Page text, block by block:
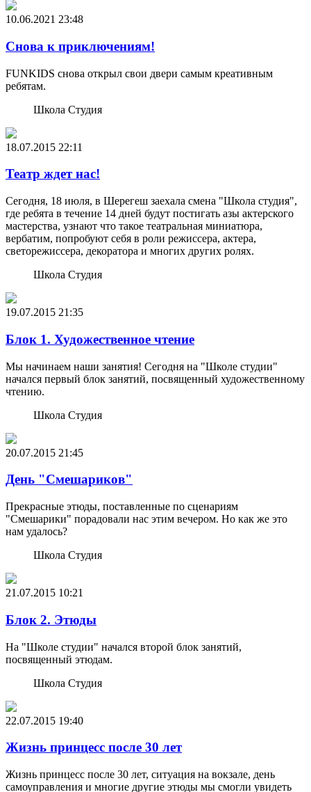
10.06.2021 23:48
Снова к приключениям!
FUNKIDS снова открыл свои двери самым креативным
ребятам.
Школа Студия
18.07.2015 22:11
Театр ждет нас!
Сегодня, 18 июля, в Шерегеш заехала смена "Школа студия",
где ребята в течение 14 дней будут постигать азы актерского
мастерства, узнают что такое театральная миниатюра,
вербатим, попробуют себя в роли режиссера, актера,
светорежиссера, декоратора и многих других ролях.
Школа Студия
19.07.2015 21:35
Блок 1. Художественное чтение
Мы начинаем наши занятия! Сегодня на "Школе студии"
начался первый блок занятий, посвященный художественному
чтению.
Школа Студия
20.07.2015 21:45
День "Смешариков"
Прекрасные этюды, поставленные по сценариям
"Смешарики" порадовали нас этим вечером. Но как же это
нам удалось?
Школа Студия
21.07.2015 10:21
Блок 2. Этюды
На "Школе студии" начался второй блок занятий,
посвященный этюдам.
Школа Студия
22.07.2015 19:40
Жизнь принцесс после 30 лет
Жизнь принцесс после 30 лет, ситуация на вокзале, день
самоуправления и многие другие этюды мы смогли увидеть